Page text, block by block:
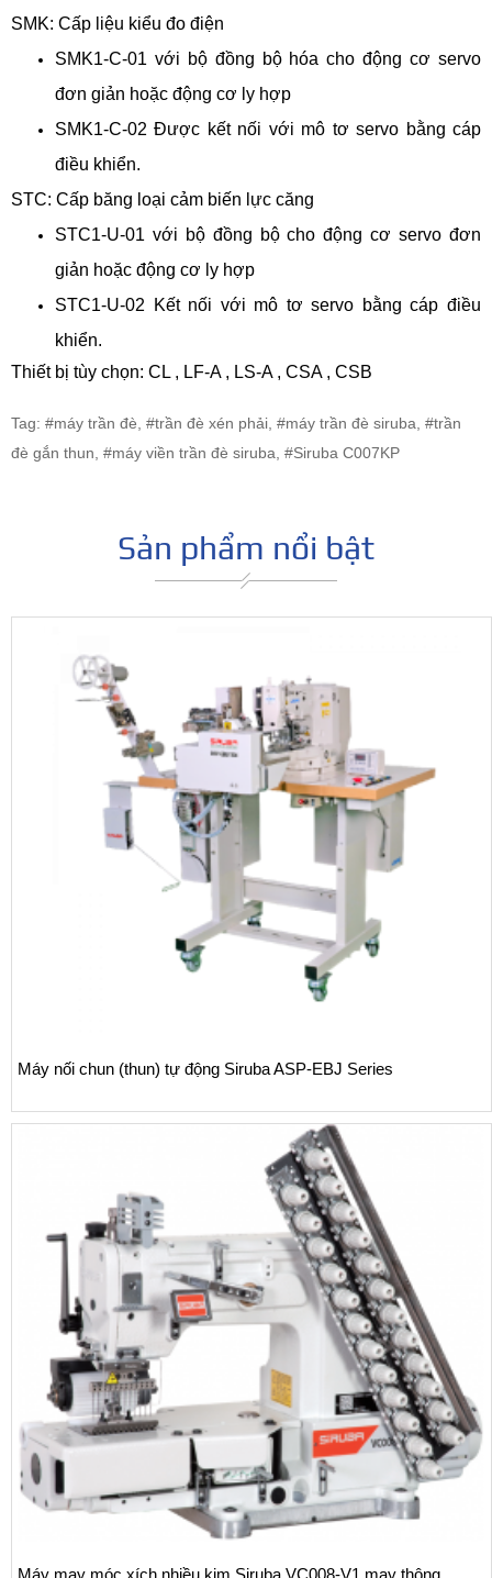
SMK: Cấp liệu kiểu đo điện
SMK1-C-01 với bộ đồng bộ hóa cho động cơ servo
đơn giản hoặc động cơ ly hợp
SMK1-C-02 Được kết nối với mô tơ servo bằng cáp
điều khiển.
STC: Cấp băng loại cảm biến lực căng
STC1-U-01 với bộ đồng bộ cho động cơ servo đơn
giản hoặc động cơ ly hợp
STC1-U-02 Kết nối với mô tơ servo bằng cáp điều
khiển.
Thiết bị tùy chọn: CL , LF-A , LS-A , CSA , CSB
Tag: #máy trần đè, #trần đè xén phải, #máy trần đè siruba, #trần
đè gắn thun, #máy viền trần đè siruba, #Siruba C007KP
Sản phẩm nổi bật
Series
Máy may móc xích nhiều kim Siruba